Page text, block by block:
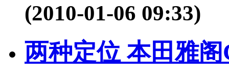
(2010-01-06 09:33)
两种定位 本田雅